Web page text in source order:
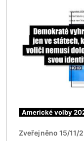
Americké volby
Zveřejněno 15/11/